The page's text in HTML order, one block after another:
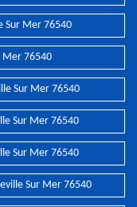
Sur Mer 76540
Mer 76540
Sur Mer 76540
Sur Mer 76540
Sur Mer 76540
Sur Mer 76540